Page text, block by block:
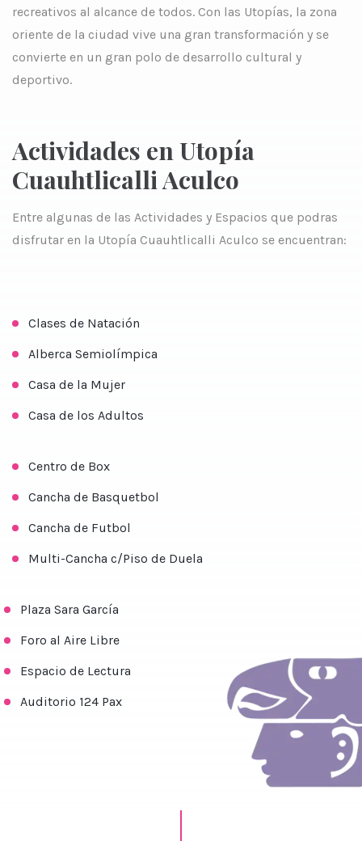
recreativos al alcance de todos. Con las Utopías, la zona
oriente de la ciudad vive una gran transformación y se
convierte en un gran polo de desarrollo cultural y
deportivo.
Actividades en Utopía
Cuauhtlicalli Aculco
Entre algunas de las Actividades y Espacios que podras
disfrutar en la Utopía Cuauhtlicalli Aculco se encuentran:
Clases de Natación
Alberca Semiolímpica
Casa de la Mujer
Casa de los Adultos
Centro de Box
Cancha de Basquetbol
Cancha de Futbol
Multi-Cancha c/Piso de Duela
Plaza Sara García
Foro al Aire Libre
Espacio de Lectura
Auditorio 124 Pax